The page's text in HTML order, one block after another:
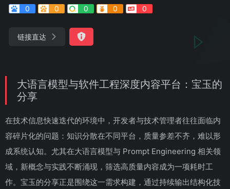
0
0 0 0 0
链接直达
大语言模型与软件工程深度内容平台：宝玉的
分享
在技术信息快速迭代的环境中，开发者与技术管理者往往面临内
容碎片化的问题：知识分散在不同平台，质量参差不齐，难以形
成系统认知。尤其在大语言模型与 Prompt Engineering 相关领
域，新概念与实践不断涌现，筛选高质量内容成为一项耗时工
作。宝玉的分享正是围绕这一需求构建，通过持续输出结构化技